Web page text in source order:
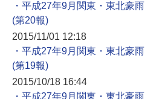
・平成27年9月関東・東北豪雨
2015/11/01 12:18
・平成27年9月関東・東北豪雨
2015/10/18 16:44
・平成27年9月関東・東北豪雨